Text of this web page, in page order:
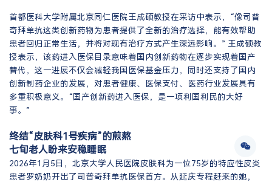
首都医科大学附属北京同仁医院王成硕教授在采访中表示，“像司普
奇拜单抗这类创新药物为患者提供了全新的治疗选择，能有效帮助
患者回归正常生活，并将对现有治疗方式产生深远影响。” 王成硕教
授表示，该药进入医保目录意味着国内创新药物在逐步实现着国产
替代，这一进展不仅会减轻我国医保基金压力，同时还支持了国内
创新制药企业的发展，对患者健康、医保支付、医药行业发展具有
多重积极意义。“国产创新药进入医保，是一项利国利民的大好
事。”
终结“皮肤科1号疾病”的煎熬
七旬老人盼来安稳睡眠
2026年1月5日，北京大学人民医院皮肤科为一位75岁的特应性皮炎
患者罗奶奶开出了司普奇拜单抗医保首方。从延庆专程赶来的她，